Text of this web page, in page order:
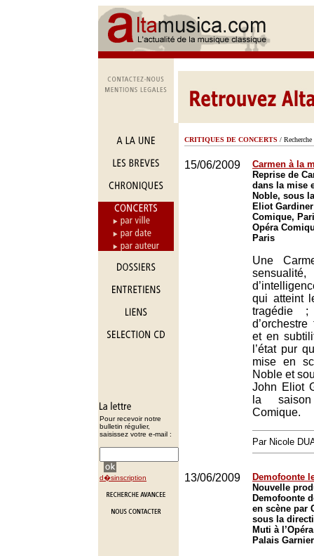
Pour recevoir notre
bulletin régulier,
saisissez votre e-mail :
d�sinscription
CRITIQUES DE CONCERTS / Recherche
15/06/2009
Carmen à la
Reprise de
dans la mise
Noble, sous
Eliot Gardiner
Comique,
Opéra
Paris
Une
sensualité,
qui atteint
tragédie ;
et en
l’état pur
mise en
Noble et
John Eliot
la
Comique.
Par Nicole
13/06/2009
Demofoonte
Nouvelle
Demofoonte
en scène par
sous la
Muti à
Palais